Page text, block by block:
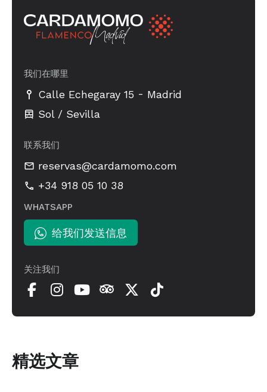
我们在哪里
Calle Echegaray 15 - Madrid
Sol / Sevilla
联系我们
reservas@cardamomo.com
+34 918 05 10 38
WHATSAPP
给我们发送信息
关注我们
精选文章